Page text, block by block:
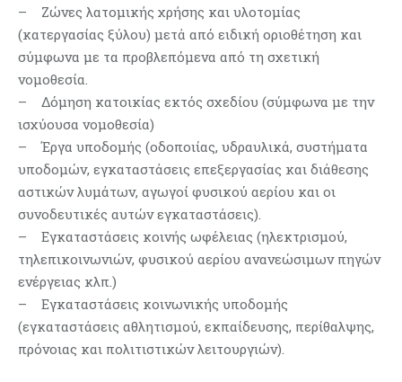
– Ζώνες λατομικής χρήσης και υλοτομίας
(κατεργασίας ξύλου) μετά από ειδική οριοθέτηση και
σύμφωνα με τα προβλεπόμενα από τη σχετική
νομοθεσία.
– Δόμηση κατοικίας εκτός σχεδίου (σύμφωνα με την
ισχύουσα νομοθεσία)
– Έργα υποδομής (οδοποιίας, υδραυλικά, συστήματα
υποδομών, εγκαταστάσεις επεξεργασίας και διάθεσης
αστικών λυμάτων, αγωγοί φυσικού αερίου και οι
συνοδευτικές αυτών εγκαταστάσεις).
– Εγκαταστάσεις κοινής ωφέλειας (ηλεκτρισμού,
τηλεπικοινωνιών, φυσικού αερίου ανανεώσιμων πηγών
ενέργειας κλπ.)
– Εγκαταστάσεις κοινωνικής υποδομής
(εγκαταστάσεις αθλητισμού, εκπαίδευσης, περίθαλψης,
πρόνοιας και πολιτιστικών λειτουργιών).